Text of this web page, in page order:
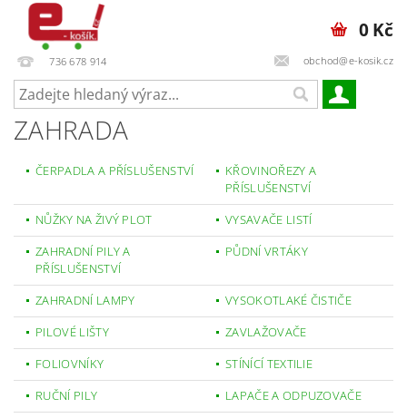
736 678 914 obchod@e-kosik.cz
0 Kč
ZAHRADA
ČERPADLA A PŘÍSLUŠENSTVÍ
KŘOVINOŘEZY A
PŘÍSLUŠENSTVÍ
NŮŽKY NA ŽIVÝ PLOT
VYSAVAČE LISTÍ
ZAHRADNÍ PILY A
PŘÍSLUŠENSTVÍ
PŮDNÍ VRTÁKY
ZAHRADNÍ LAMPY
VYSOKOTLAKÉ ČISTIČE
PILOVÉ LIŠTY
ZAVLAŽOVAČE
FOLIOVNÍKY
STÍNÍCÍ TEXTILIE
RUČNÍ PILY
LAPAČE A ODPUZOVAČE